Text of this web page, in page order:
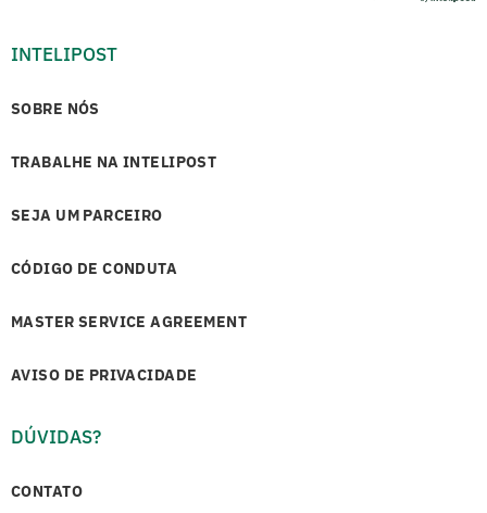
INTELIPOST
SOBRE NÓS
TRABALHE NA INTELIPOST
SEJA UM PARCEIRO
CÓDIGO DE CONDUTA
MASTER SERVICE AGREEMENT
AVISO DE PRIVACIDADE
DÚVIDAS?
CONTATO